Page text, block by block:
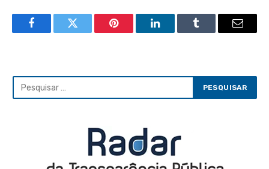
FacebookTwitter Pinterest LinkedInTumblr Email